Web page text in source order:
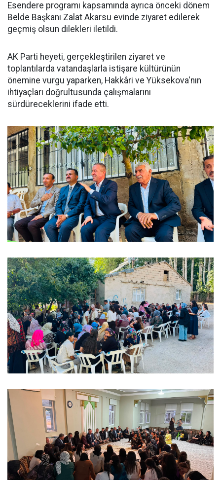
Esendere programı kapsamında ayrıca önceki dönem
Belde Başkanı Zalat Akarsu evinde ziyaret edilerek
geçmiş olsun dilekleri iletildi.
AK Parti heyeti, gerçekleştirilen ziyaret ve
toplantılarda vatandaşlarla istişare kültürünün
önemine vurgu yaparken, Hakkâri ve Yüksekova'nın
ihtiyaçları doğrultusunda çalışmalarını
sürdüreceklerini ifade etti.